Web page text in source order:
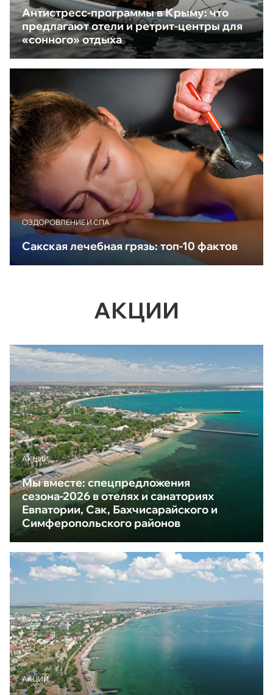
Антистресс-программы в Крыму: что
предлагают отели и ретрит-центры для
«сонного» отдыха
ОЗДОРОВЛЕНИЕ И СПА
Сакская лечебная грязь: топ-10 фактов
АКЦИИ
АКЦИИ
Мы вместе: спецпредложения
сезона-2026 в отелях и санаториях
Евпатории, Сак, Бахчисарайского и
Симферопольского районов
АКЦИИ